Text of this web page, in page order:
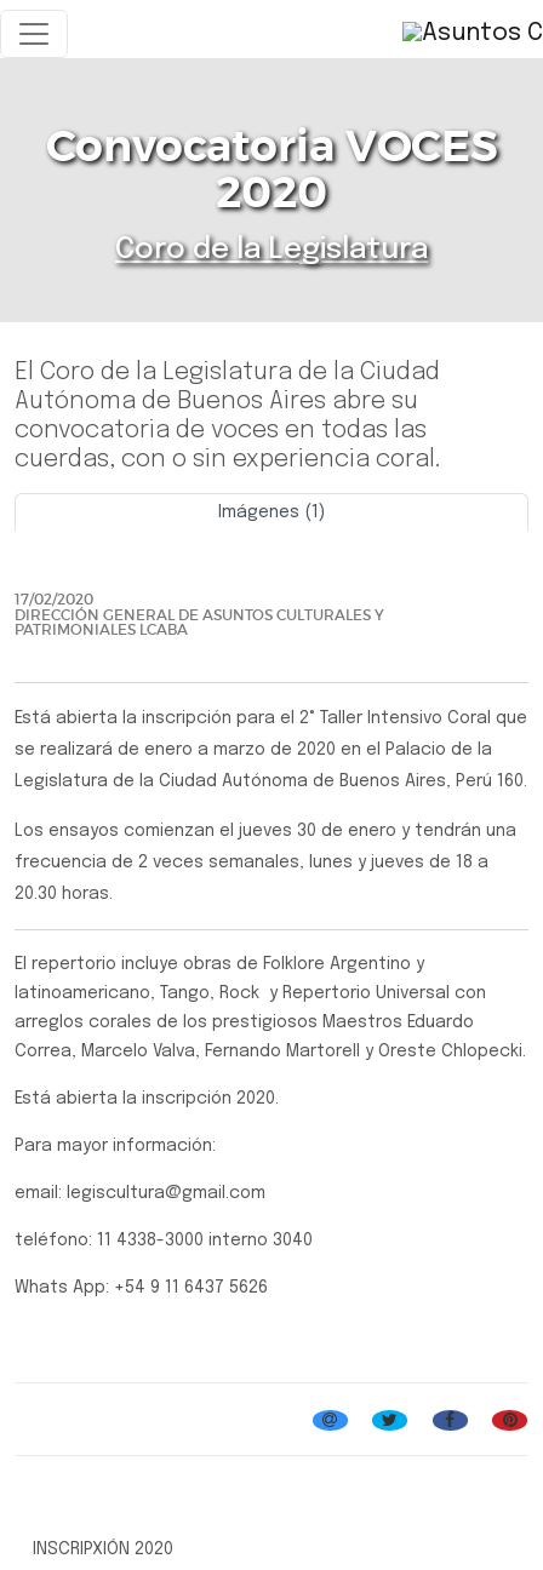
Convocatoria VOCES
2020
Coro de la Legislatura
El Coro de la Legislatura de la Ciudad
Autónoma de Buenos Aires abre su
convocatoria de voces en todas las
cuerdas, con o sin experiencia coral.
Imágenes (1)
17/02/2020
DIRECCIÓN GENERAL DE ASUNTOS CULTURALES Y
PATRIMONIALES LCABA
Está abierta la inscripción para el 2° Taller Intensivo Coral que
se realizará de enero a marzo de 2020 en el Palacio de la
Legislatura de la Ciudad Autónoma de Buenos Aires, Perú 160.
Los ensayos comienzan el jueves 30 de enero y tendrán una
frecuencia de 2 veces semanales, lunes y jueves de 18 a
20.30 horas.
El repertorio incluye obras de Folklore Argentino y
latinoamericano, Tango, Rock y Repertorio Universal con
arreglos corales de los prestigiosos Maestros Eduardo
Correa, Marcelo Valva, Fernando Martorell y Oreste Chlopecki.
Está abierta la inscripción 2020.
Para mayor información:
email: legiscultura@gmail.com
teléfono: 11 4338-3000 interno 3040
Whats App: +54 9 11 6437 5626
INSCRIPXIÓN 2020